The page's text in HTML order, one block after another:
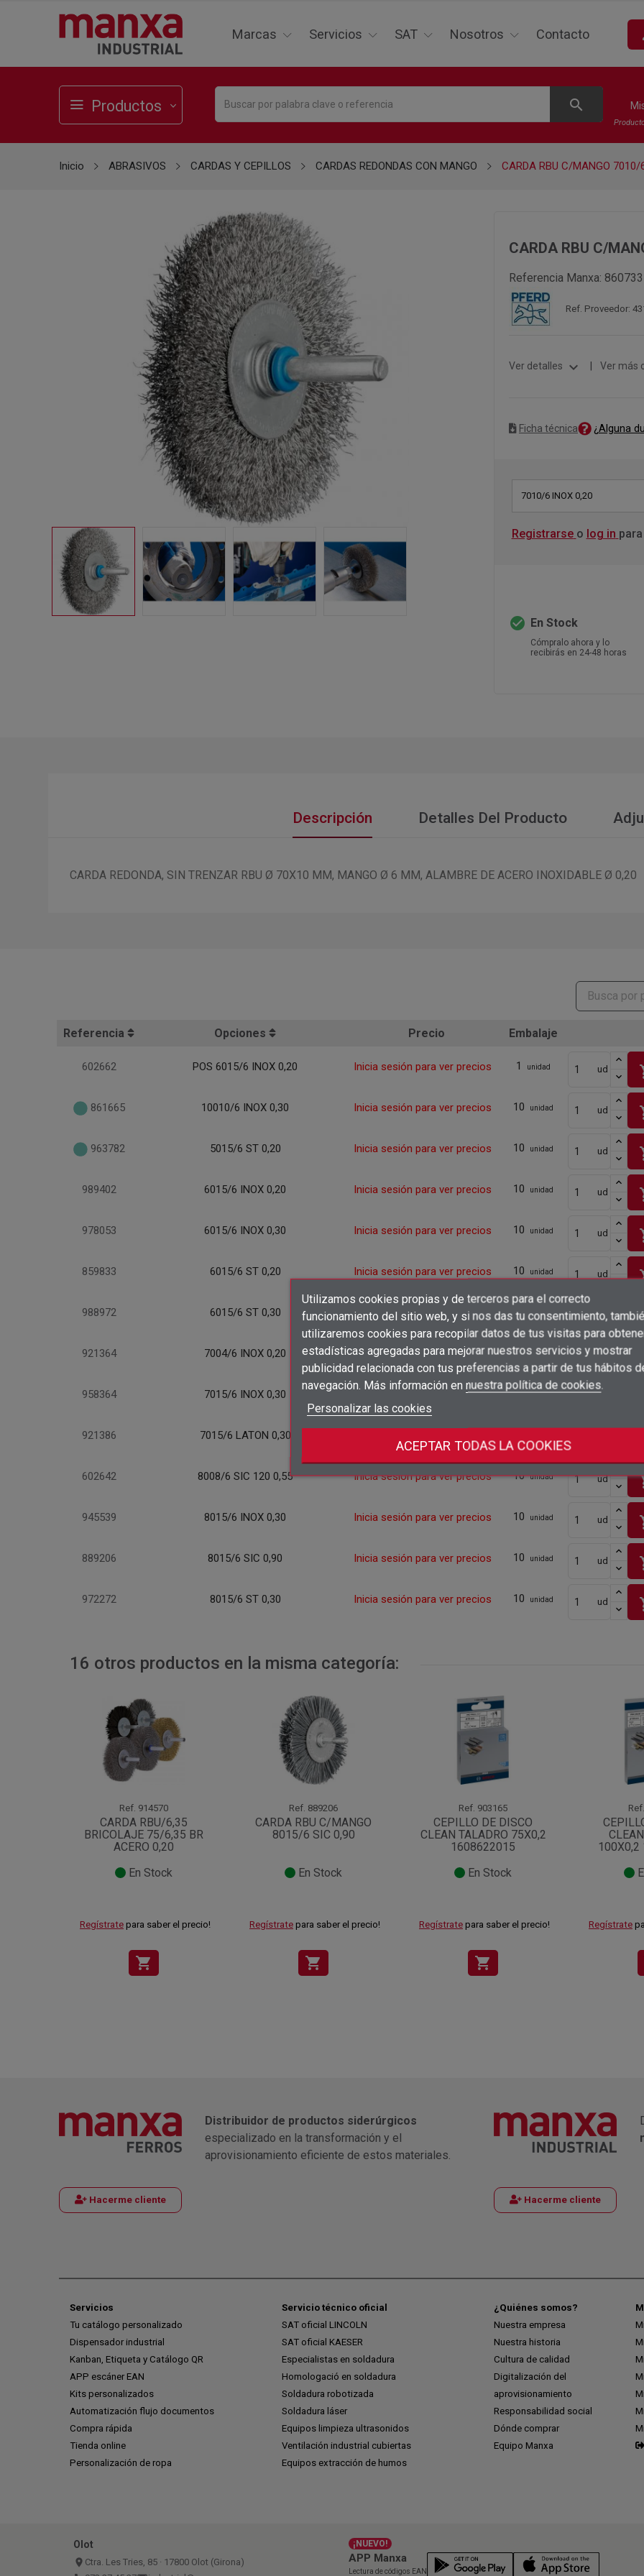
Añadir a la lista de deseos×
add_circle_outline
Crear lista de deseos ×
Nombre de la lista de deseos
Crear lista de deseos
Iniciar sesión ×
Debe iniciar sesión para guardar productos en su lista de deseos.
Marcas Servicios SAT Nosotros Contacto
Productos search
Utilizamos cookies propias y de terceros para el correcto
funcionamiento del sitio web, y si nos das tu consentimiento,
utilizaremos cookies para recopilar datos de tus visitas para
estadísticas agregadas para mejorar nuestros servicios y mostrar
publicidad relacionada con tus preferencias a partir de tus hábitos
navegación. Más información en nuestra política de cookies.
Personalizar las cookies
ACEPTAR TODAS LA COOKIES
Inicio ABRASIVOS CARDAS Y CEPILLOS CARDAS REDONDAS CON MANGO CARDA RBU C/MANGO 7010/
CARDA RBU C/
Referencia Manxa: 860733
Ref. Proveedor:
Ver detalles expand_more Ver más
Ficha técnica ¿Alguna
7010/6 INOX 0,20
Registrarse o log in
check_circle En Stock
Cómpralo ahora y lo
recibirás en 24-48 horas
Descripción Detalles Del Producto
CARDA REDONDA, SIN TRENZAR RBU Ø 70X10 MM, MANGO Ø 6 MM, ALAMBRE DE ACERO INOXIDABLE Ø 0,20
Referencia Opciones Precio Embalaje
602662 POS 6015/6 INOX 0,20 Inicia sesión para ver precios 1 unidad ud
861665 10010/6 INOX 0,30 Inicia sesión para ver precios 10 unidad ud
963782 5015/6 ST 0,20 Inicia sesión para ver precios 10 unidad ud
989402 6015/6 INOX 0,20 Inicia sesión para ver precios 10 unidad ud
978053 6015/6 INOX 0,30 Inicia sesión para ver precios 10 unidad ud
859833 6015/6 ST 0,20 Inicia sesión para ver precios 10 unidad ud
988972 6015/6 ST 0,30 Inicia sesión para ver precios 10 unidad ud
921364 7004/6 INOX 0,20 Inicia sesión para ver precios 10 unidad ud
958364 7015/6 INOX 0,30 Inicia sesión para ver precios 10 unidad
921386 7015/6 LATON 0,30
602642 8008/6 SIC 120 0,55 Inicia sesión para ver precios 10 unidad ud
945539 8015/6 INOX 0,30 Inicia sesión para ver precios 10 unidad ud
889206 8015/6 SIC 0,90 Inicia sesión para ver precios 10 unidad ud
972272 8015/6 ST 0,30 Inicia sesión para ver precios 10 unidad ud
16 otros productos en la misma categoría:
Ref. 914570
CARDA RBU/6,35
BRICOLAJE 75/6,35 BR
ACERO 0,20
En Stock
Regístrate para saber el precio!
shopping_cart
Ref. 889206
CARDA RBU C/MANGO
8015/6 SIC 0,90
En Stock
Regístrate para saber el precio!
shopping_cart
Ref. 903165
CEPILLO DE DISCO
CLEAN TALADRO 75X0,2
1608622015
En Stock
Regístrate para saber el precio!
shopping_cart
Ref.
Regístrate
Hacerme cliente
Distribuidor de productos siderúrgicos
especializado en la transformación y el
aprovisionamiento eficiente de estos materiales.
Hacerme cliente
Servicios
Tu catálogo personalizado
Dispensador industrial
Kanban, Etiqueta y Catálogo QR
APP escáner EAN
Kits personalizados
Automatización flujo documentos
Compra rápida
Tienda online
Personalización de ropa
Servicio técnico oficial
SAT oficial LINCOLN
SAT oficial KAESER
Especialistas en soldadura
Homologació en soldadura
Soldadura robotizada
Soldadura láser
Equipos limpieza ultrasonidos
Ventilación industrial cubiertas
Equipos extracción de humos
¿Quiénes somos?
Nuestra empresa
Nuestra historia
Cultura de calidad
Digitalización del
aprovisionamiento
Responsabilidad social
Dónde comprar
Equipo Manxa
Olot
place Ctra. Les Tries, 85 · 17800 Olot (Girona)
¡NUEVO!
APP Manxa
Lectura de códigos EAN